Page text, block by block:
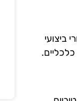
ביצועי